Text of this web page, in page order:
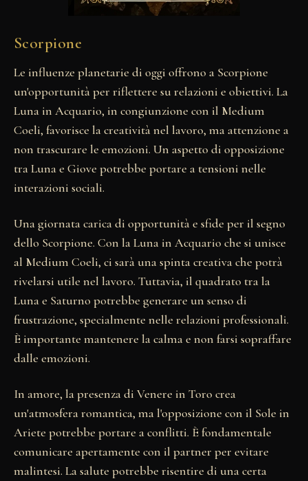
Scorpione
Le influenze planetarie di oggi offrono a Scorpione
un'opportunità per riflettere su relazioni e obiettivi. La
Luna in Acquario, in congiunzione con il Medium
Coeli, favorisce la creatività nel lavoro, ma attenzione a
non trascurare le emozioni. Un aspetto di opposizione
tra Luna e Giove potrebbe portare a tensioni nelle
interazioni sociali.
Una giornata carica di opportunità e sfide per il segno
dello Scorpione. Con la Luna in Acquario che si unisce
al Medium Coeli, ci sarà una spinta creativa che potrà
rivelarsi utile nel lavoro. Tuttavia, il quadrato tra la
Luna e Saturno potrebbe generare un senso di
frustrazione, specialmente nelle relazioni professionali.
È importante mantenere la calma e non farsi sopraffare
dalle emozioni.
In amore, la presenza di Venere in Toro crea
un'atmosfera romantica, ma l'opposizione con il Sole in
Ariete potrebbe portare a conflitti. È fondamentale
comunicare apertamente con il partner per evitare
malintesi. La salute potrebbe risentire di una certa